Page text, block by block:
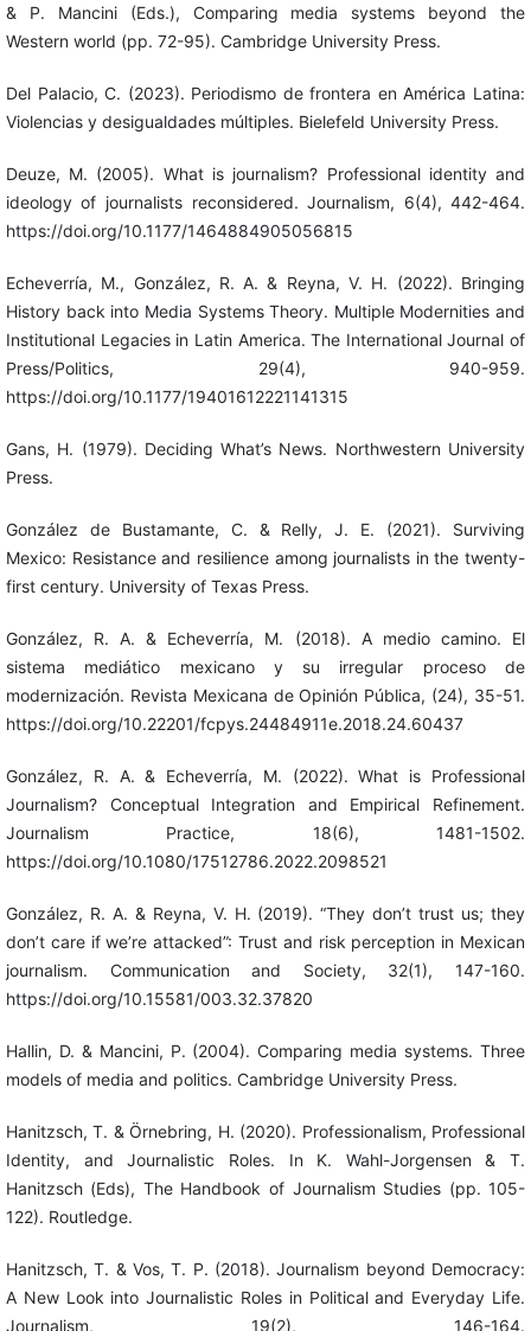
& P. Mancini (Eds.), Comparing media systems beyond the
Western world (pp. 72-95). Cambridge University Press.
Del Palacio, C. (2023). Periodismo de frontera en América Latina:
Violencias y desigualdades múltiples. Bielefeld University Press.
Deuze, M. (2005). What is journalism? Professional identity and
ideology of journalists reconsidered. Journalism, 6(4), 442-464.
https://doi.org/10.1177/1464884905056815
Echeverría, M., González, R. A. & Reyna, V. H. (2022). Bringing
History back into Media Systems Theory. Multiple Modernities and
Institutional Legacies in Latin America. The International Journal of
Press/Politics, 29(4), 940-959.
https://doi.org/10.1177/19401612221141315
Gans, H. (1979). Deciding What’s News. Northwestern University
Press.
González de Bustamante, C. & Relly, J. E. (2021). Surviving
Mexico: Resistance and resilience among journalists in the twenty-
first century. University of Texas Press.
González, R. A. & Echeverría, M. (2018). A medio camino. El
sistema mediático mexicano y su irregular proceso de
modernización. Revista Mexicana de Opinión Pública, (24), 35-51.
https://doi.org/10.22201/fcpys.24484911e.2018.24.60437
González, R. A. & Echeverría, M. (2022). What is Professional
Journalism? Conceptual Integration and Empirical Refinement.
Journalism Practice, 18(6), 1481-1502.
https://doi.org/10.1080/17512786.2022.2098521
González, R. A. & Reyna, V. H. (2019). “They don’t trust us; they
don’t care if we’re attacked”: Trust and risk perception in Mexican
journalism. Communication and Society, 32(1), 147-160.
https://doi.org/10.15581/003.32.37820
Hallin, D. & Mancini, P. (2004). Comparing media systems. Three
models of media and politics. Cambridge University Press.
Hanitzsch, T. & Örnebring, H. (2020). Professionalism, Professional
Identity, and Journalistic Roles. In K. Wahl-Jorgensen & T.
Hanitzsch (Eds), The Handbook of Journalism Studies (pp. 105-
122). Routledge.
Hanitzsch, T. & Vos, T. P. (2018). Journalism beyond Democracy:
A New Look into Journalistic Roles in Political and Everyday Life.
Journalism, 19(2), 146-164.